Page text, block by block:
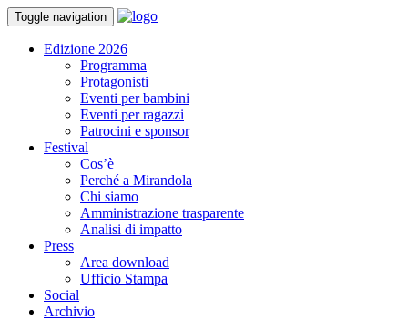
Toggle navigation
Edizione 2026
Programma
Protagonisti
Eventi per bambini
Eventi per ragazzi
Patrocini e sponsor
Festival
Cos’è
Perché a Mirandola
Chi siamo
Amministrazione trasparente
Analisi di impatto
Press
Area download
Ufficio Stampa
Social
Archivio